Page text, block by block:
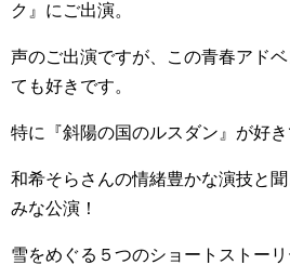
ク』にご出演。
声のご出演ですが、この青春アド
ても好きです。
特に『斜陽の国のルスダン』が好き
和希そらさんの情緒豊かな演技と
みな公演！
雪をめぐる５つのショートストーリ